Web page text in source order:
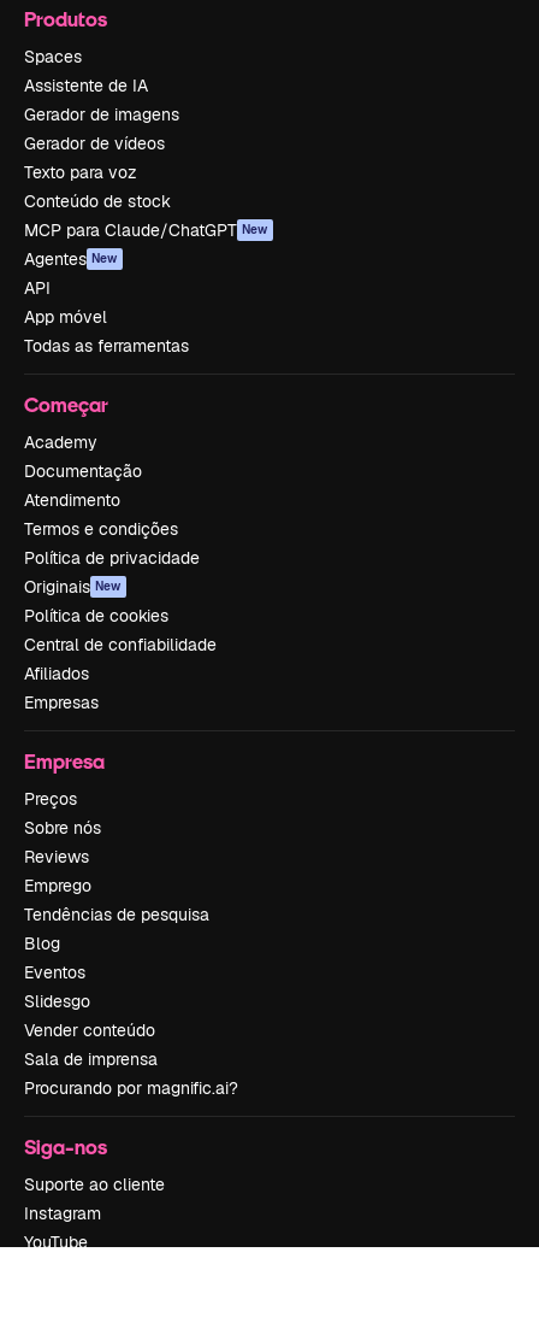
Produtos
Spaces
Assistente de IA
Gerador de imagens
Gerador de vídeos
Texto para voz
Conteúdo de stock
MCP para Claude/ChatGPT New
Agentes New
API
App móvel
Todas as ferramentas
Começar
Academy
Documentação
Atendimento
Termos e condições
Política de privacidade
Originais New
Política de cookies
Central de confiabilidade
Afiliados
Empresas
Empresa
Preços
Sobre nós
Reviews
Emprego
Tendências de pesquisa
Blog
Eventos
Slidesgo
Vender conteúdo
Sala de imprensa
Procurando por magnific.ai?
Siga-nos
Suporte ao cliente
Instagram
YouTube